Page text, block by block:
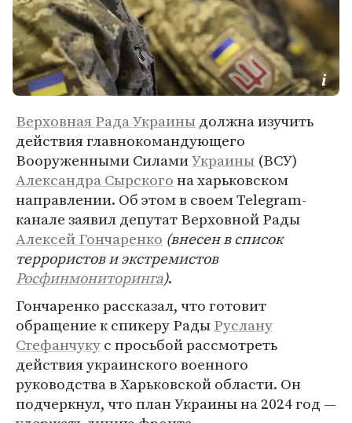
Верховная Рада Украиныдолжна изучить
действия главнокомандующего
Вооруженными СиламиУкраины (ВСУ)
Александра Сырскогона харьковском
направлении. Об этом в своем Telegram-
канале заявил депутат Верховной Рады
Алексей Гончаренко (внесен в список
террористов и экстремистов
Росфинмониторинга).
Гончаренко рассказал, что готовит
обращение к спикеру РадыРуслану
Стефанчукус просьбой рассмотреть
действия украинского военного
руководства в Харьковской области. Он
подчеркнул, что план Украины на 2024 год —